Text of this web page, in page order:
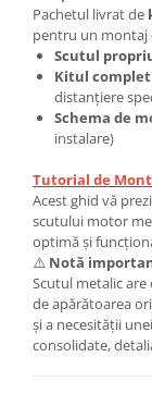
Covorase si tavite
Covorase auto
Covorase auto
Covorase auto
Covorase auto
Covorase auto
Covorase auto
Covorase auto Fiat
Covorase auto
Covorase auto
Covorase auto
Covorase auto
Pachetul livrat de
pentru un montaj
Scutul
Kitul
distanțiere
Schema de
instalare)
Tutorial de
Acest ghid vă
scutului motor
optimă și
⚠️ Notă
Scutul metalic
de apărătoarea
și a necesității
consolidate,